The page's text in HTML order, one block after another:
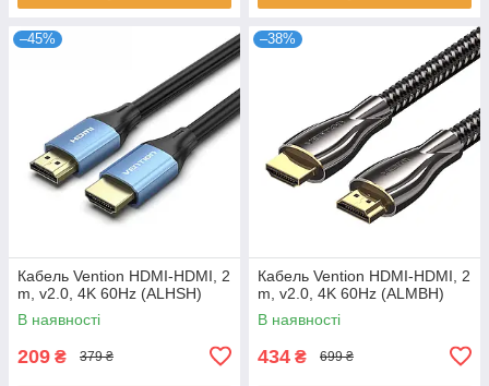
–45%
Кабель Vention HDMI-HDMI, 2
m, v2.0, 4K 60Hz (ALHSH)
В наявності
209 ₴ 379 ₴
–38%
Кабель Vention HDMI-HDMI, 2
m, v2.0, 4K 60Hz (ALMBH)
В наявності
434 ₴ 699 ₴